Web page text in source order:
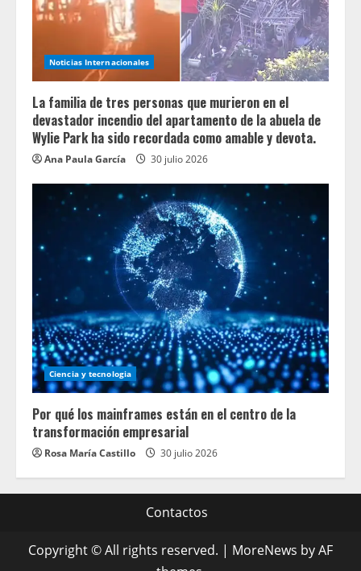
Noticias Internacionales
La familia de tres personas que murieron en el
devastador incendio del apartamento de la abuela de
Wylie Park ha sido recordada como amable y devota.
Ana Paula García 30 julio 2026
Ciencia y tecnologia
Por qué los mainframes están en el centro de la
transformación empresarial
Rosa María Castillo 30 julio 2026
Contactos
Copyright © All rights reserved. | MoreNews by AF